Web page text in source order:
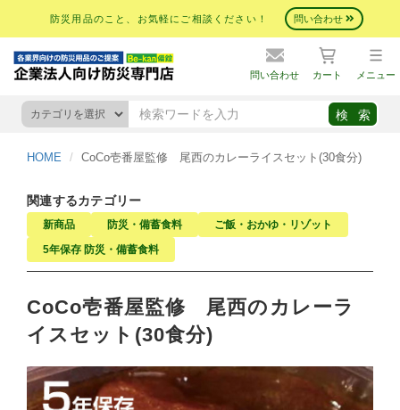
防災用品のこと、お気軽にご相談ください！ 問い合わせ
問い合わせ カート メニュー
HOME CoCo壱番屋監修 尾西のカレーライスセット(30食分)
関連するカテゴリー
新商品 防災・備蓄食料
ご飯・おかゆ・リゾット
5年保存 防災・備蓄食料
CoCo壱番屋監修 尾西のカレーラ
イスセット(30食分)